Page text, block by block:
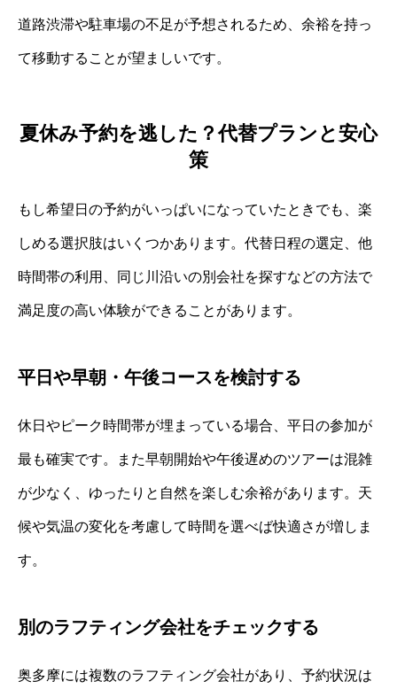
道路渋滞や駐車場の不足が予想されるため、余裕を持っ
て移動することが望ましいです。
夏休み予約を逃した？代替プランと安心
策
もし希望日の予約がいっぱいになっていたときでも、楽
しめる選択肢はいくつかあります。代替日程の選定、他
時間帯の利用、同じ川沿いの別会社を探すなどの方法で
満足度の高い体験ができることがあります。
平日や早朝・午後コースを検討する
休日やピーク時間帯が埋まっている場合、平日の参加が
最も確実です。また早朝開始や午後遅めのツアーは混雑
が少なく、ゆったりと自然を楽しむ余裕があります。天
候や気温の変化を考慮して時間を選べば快適さが増しま
す。
別のラフティング会社をチェックする
奥多摩には複数のラフティング会社があり、予約状況は